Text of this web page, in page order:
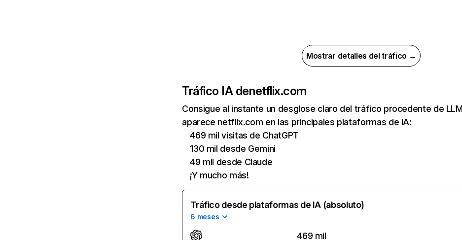
Mostrar detalles del tráfico →
Tráfico IA denetflix.com
Consigue al instante un desglose claro del tráfico procedente de
aparece netflix.com en las principales plataformas de IA:
469 mil visitas de ChatGPT
130 mil desde Gemini
49 mil desde Claude
¡Y mucho más!
Tráfico desde plataformas de IA (absoluto)
6 meses
469 mil